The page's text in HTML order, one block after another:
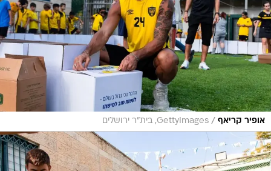
אופיר קריאף / GettyImages, בית"ר ירושלים